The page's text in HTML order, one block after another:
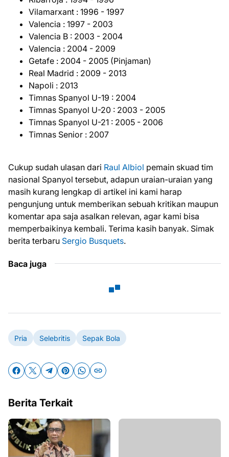
Vilamarxant : 1996 - 1997
Valencia : 1997 - 2003
Valencia B : 2003 - 2004
Valencia : 2004 - 2009
Getafe : 2004 - 2005 (Pinjaman)
Real Madrid : 2009 - 2013
Napoli : 2013
Timnas Spanyol U-19 : 2004
Timnas Spanyol U-20 : 2003 - 2005
Timnas Spanyol U-21 : 2005 - 2006
Timnas Senior : 2007
Cukup sudah ulasan dari Raul Albiol pemain skuad tim
nasional Spanyol tersebut, adapun uraian-uraian yang
masih kurang lengkap di artikel ini kami harap
pengunjung untuk memberikan sebuah kritikan maupun
komentar apa saja asalkan relevan, agar kami bisa
memperbaikinya kembali. Terima kasih banyak. Simak
berita terbaru Sergio Busquets.
Baca juga
Pria Selebritis Sepak Bola
Berita Terkait